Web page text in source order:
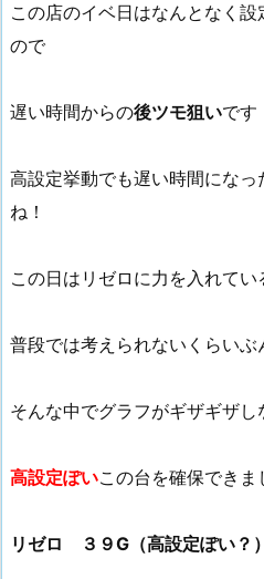
この店のイベ日はなんとなく
ので
遅い時間からの後ツモ狙いです
高設定挙動でも遅い時間にな
ね！
この日はリゼロに力を入れてい
普段では考えられないくらいぶ
そんな中でグラフがギザギザ
高設定ぽいこの台を確保できま
リゼロ ３９G（高設定ぽい？）